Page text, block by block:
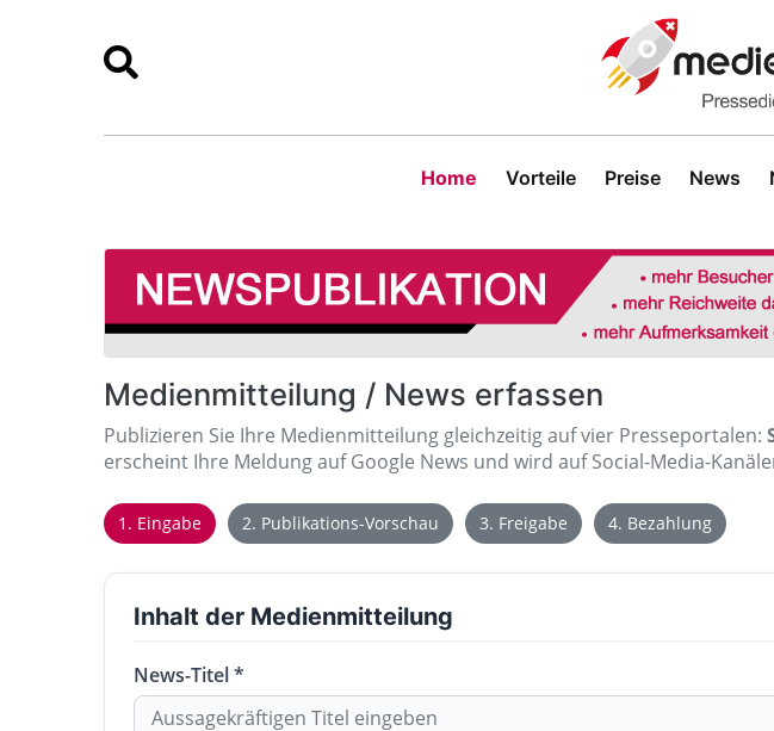
Home Vorteile Preise News
Medienmitteilung / News erfassen
Publizieren Sie Ihre Medienmitteilung gleichzeitig auf vier Presseportalen:
erscheint Ihre Meldung auf Google News und wird auf Social-Media-
1. Eingabe 2. Publikations-Vorschau 3. Freigabe 4. Bezahlung
Inhalt der Medienmitteilung
News-Titel *